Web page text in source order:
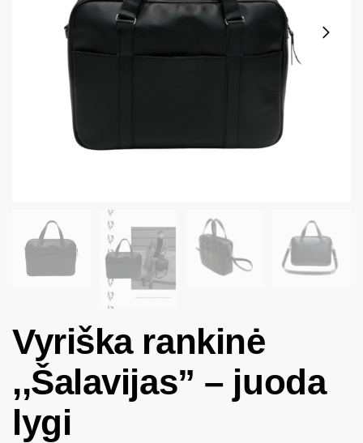
Vyriška rankinė
,,Šalavijas” – juoda
lygi